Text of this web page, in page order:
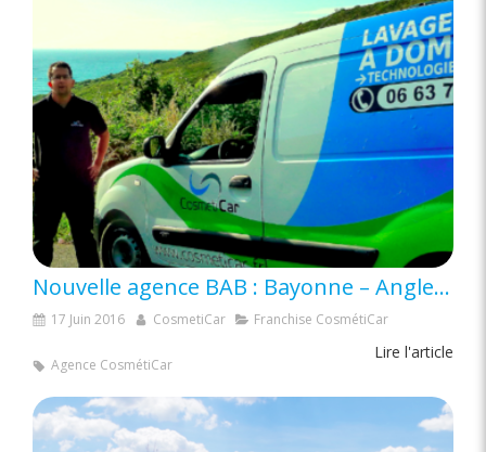
Nouvelle agence BAB : Bayonne – Anglet – Biarritz
17 Juin 2016 CosmetiCar Franchise CosmétiCar
Lire l'article
Agence CosmétiCar